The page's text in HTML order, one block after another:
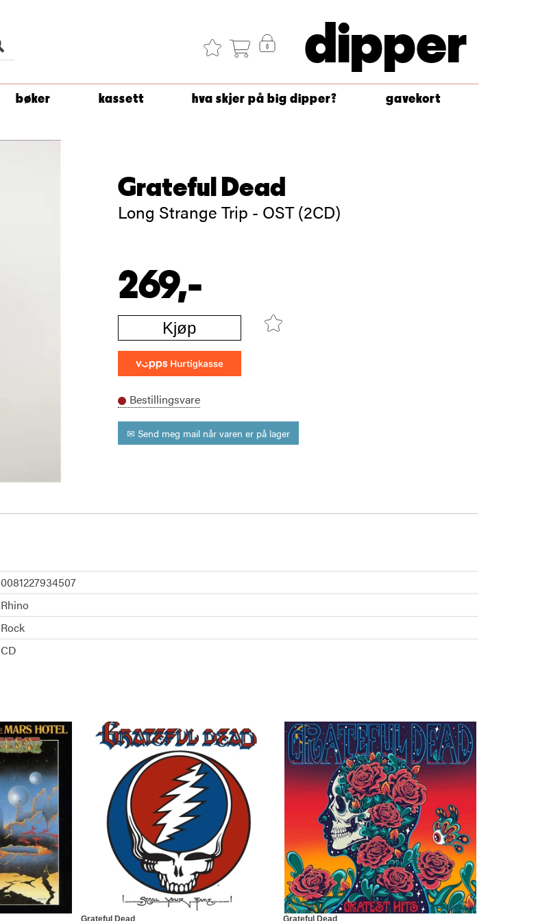
dipper
bøker kassett hva skjer på big dipper? gavekort
Grateful Dead
Long Strange Trip - OST (2CD)
269,-
Kjøp
Bestillingsvare
✉ Send meg mail når varen er på lager
0081227934507
Rhino
Rock
CD
Grateful Dead Grateful Dead